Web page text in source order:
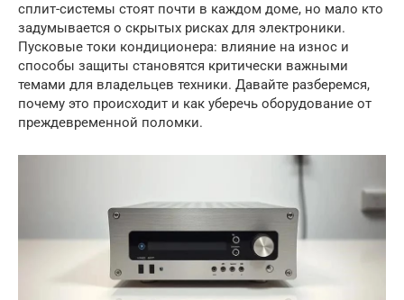
сплит-системы стоят почти в каждом доме, но мало кто
задумывается о скрытых рисках для электроники.
Пусковые токи кондиционера: влияние на износ и
способы защиты становятся критически важными
темами для владельцев техники. Давайте разберемся,
почему это происходит и как уберечь оборудование от
преждевременной поломки.